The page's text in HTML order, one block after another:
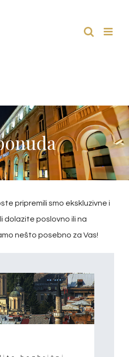
pripremili smo ekskluzivne i
dolazite poslovno ili na
nešto posebno za Vas!